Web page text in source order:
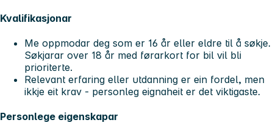
Kvalifikasjonar
Me oppmodar deg som er 16 år eller eldre til å søkje.
Søkjarar over 18 år med førarkort for bil vil bli
prioriterte.
Relevant erfaring eller utdanning er ein fordel, men
ikkje eit krav - personleg eignaheit er det viktigaste.
Personlege eigenskapar